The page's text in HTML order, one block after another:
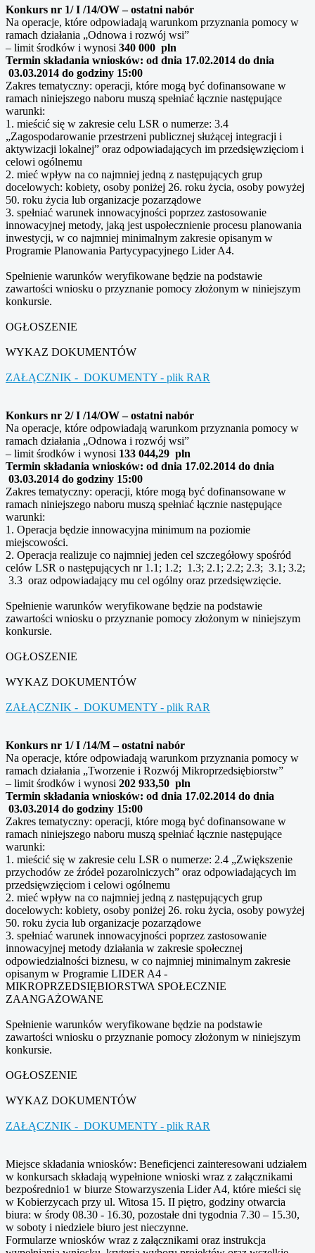
Konkurs nr 1/ I /14/OW – ostatni nabór
Na operacje, które odpowiadają warunkom przyznania pomocy w
ramach działania „Odnowa i rozwój wsi”
– limit środków i wynosi 340 000 pln
Termin składania wniosków: od dnia 17.02.2014 do dnia
03.03.2014 do godziny 15:00
Zakres tematyczny: operacji, które mogą być dofinansowane w
ramach niniejszego naboru muszą spełniać łącznie następujące
warunki:
1. mieścić się w zakresie celu LSR o numerze: 3.4
„Zagospodarowanie przestrzeni publicznej służącej integracji i
aktywizacji lokalnej” oraz odpowiadających im przedsięwzięciom i
celowi ogólnemu
2. mieć wpływ na co najmniej jedną z następujących grup
docelowych: kobiety, osoby poniżej 26. roku życia, osoby powyżej
50. roku życia lub organizacje pozarządowe
3. spełniać warunek innowacyjności poprzez zastosowanie
innowacyjnej metody, jaką jest uspołecznienie procesu planowania
inwestycji, w co najmniej minimalnym zakresie opisanym w
Programie Planowania Partycypacyjnego Lider A4.
Spełnienie warunków weryfikowane będzie na podstawie
zawartości wniosku o przyznanie pomocy złożonym w niniejszym
konkursie.
OGŁOSZENIE
WYKAZ DOKUMENTÓW
ZAŁĄCZNIK - DOKUMENTY - plik RAR
Konkurs nr 2/ I /14/OW – ostatni nabór
Na operacje, które odpowiadają warunkom przyznania pomocy w
ramach działania „Odnowa i rozwój wsi”
– limit środków i wynosi 133 044,29 pln
Termin składania wniosków: od dnia 17.02.2014 do dnia
03.03.2014 do godziny 15:00
Zakres tematyczny: operacji, które mogą być dofinansowane w
ramach niniejszego naboru muszą spełniać łącznie następujące
warunki:
1. Operacja będzie innowacyjna minimum na poziomie
miejscowości.
2. Operacja realizuje co najmniej jeden cel szczegółowy spośród
celów LSR o następujących nr 1.1; 1.2; 1.3; 2.1; 2.2; 2.3; 3.1; 3.2;
3.3 oraz odpowiadający mu cel ogólny oraz przedsięwzięcie.
Spełnienie warunków weryfikowane będzie na podstawie
zawartości wniosku o przyznanie pomocy złożonym w niniejszym
konkursie.
OGŁOSZENIE
WYKAZ DOKUMENTÓW
ZAŁĄCZNIK - DOKUMENTY - plik RAR
Konkurs nr 1/ I /14/M – ostatni nabór
Na operacje, które odpowiadają warunkom przyznania pomocy w
ramach działania „Tworzenie i Rozwój Mikroprzedsiębiorstw”
– limit środków i wynosi 202 933,50 pln
Termin składania wniosków: od dnia 17.02.2014 do dnia
03.03.2014 do godziny 15:00
Zakres tematyczny: operacji, które mogą być dofinansowane w
ramach niniejszego naboru muszą spełniać łącznie następujące
warunki:
1. mieścić się w zakresie celu LSR o numerze: 2.4 „Zwiększenie
przychodów ze źródeł pozarolniczych” oraz odpowiadających im
przedsięwzięciom i celowi ogólnemu
2. mieć wpływ na co najmniej jedną z następujących grup
docelowych: kobiety, osoby poniżej 26. roku życia, osoby powyżej
50. roku życia lub organizacje pozarządowe
3. spełniać warunek innowacyjności poprzez zastosowanie
innowacyjnej metody działania w zakresie społecznej
odpowiedzialności biznesu, w co najmniej minimalnym zakresie
opisanym w Programie LIDER A4 -
MIKROPRZEDSIĘBIORSTWA SPOŁECZNIE
ZAANGAŻOWANE
Spełnienie warunków weryfikowane będzie na podstawie
zawartości wniosku o przyznanie pomocy złożonym w niniejszym
konkursie.
OGŁOSZENIE
WYKAZ DOKUMENTÓW
ZAŁĄCZNIK - DOKUMENTY - plik RAR
Miejsce składania wniosków: Beneficjenci zainteresowani udziałem
w konkursach składają wypełnione wnioski wraz z załącznikami
bezpośrednio1 w biurze Stowarzyszenia Lider A4, które mieści się
w Kobierzycach przy ul. Witosa 15. II piętro, godziny otwarcia
biura: w środy 08.30 - 16.30, pozostałe dni tygodnia 7.30 – 15.30,
w soboty i niedziele biuro jest nieczynne.
Formularze wniosków wraz z załącznikami oraz instrukcja